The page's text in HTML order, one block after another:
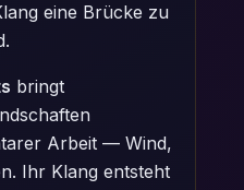
eine Brücke zu
bringt
Arbeit — Wind,
Ihr Klang entsteht